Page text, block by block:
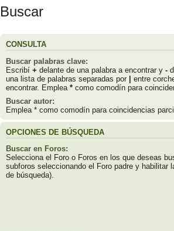
Buscar
CONSULTA
Buscar palabras clave:
Escribí + delante de una palabra a encontrar y -
una lista de palabras separadas por | entre
encontrar. Emplea * como comodín para
Buscar autor:
Emplea * como comodín para coincidencias
OPCIONES DE BÚSQUEDA
Buscar en Foros:
Selecciona el Foro o Foros en los que deseas
subforos seleccionando el Foro padre y habilitar
de búsqueda).